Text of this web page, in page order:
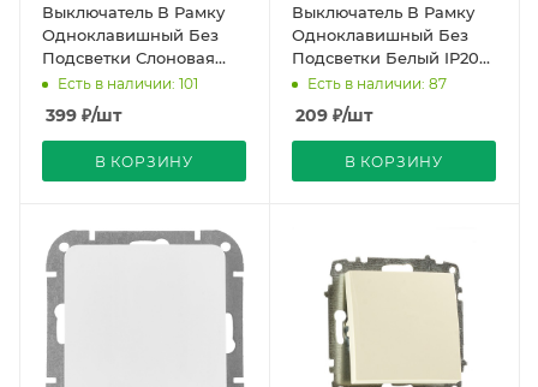
Выключатель В Рамку
Одноклавишный Без
Подсветки Слоновая
Кость IP20 10А 250В
VALENA Legrand
Есть в наличии: 101
399 ₽/шт
В КОРЗИНУ
Выключатель В Рамку
Одноклавишный Без
Подсветки Белый IP20
10А 250В ATLASDESIGN
Есть в наличии: 87
209 ₽/шт
В КОРЗИНУ